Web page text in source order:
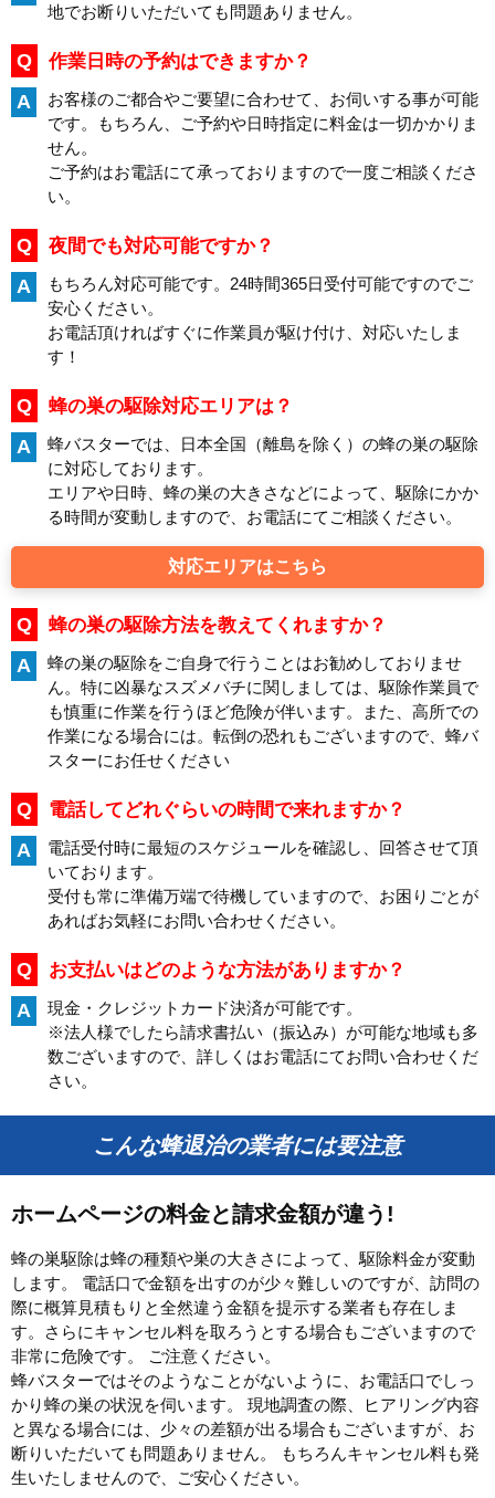
地でお断りいただいても問題ありません。
Q 作業日時の予約はできますか？
A
お客様のご都合やご要望に合わせて、お伺いする事が可能
です。もちろん、ご予約や日時指定に料金は一切かかりま
せん。
ご予約はお電話にて承っておりますので一度ご相談くださ
い。
Q 夜間でも対応可能ですか？
A
もちろん対応可能です。24時間365日受付可能ですのでご
安心ください。
お電話頂ければすぐに作業員が駆け付け、対応いたしま
す！
Q 蜂の巣の駆除対応エリアは？
A
蜂バスターでは、日本全国（離島を除く）の蜂の巣の駆除
に対応しております。
エリアや日時、蜂の巣の大きさなどによって、駆除にかか
る時間が変動しますので、お電話にてご相談ください。
対応エリアはこちら
Q 蜂の巣の駆除方法を教えてくれますか？
A
蜂の巣の駆除をご自身で行うことはお勧めしておりませ
ん。特に凶暴なスズメバチに関しましては、駆除作業員で
も慎重に作業を行うほど危険が伴います。また、高所での
作業になる場合には。転倒の恐れもございますので、蜂バ
スターにお任せください
Q 電話してどれぐらいの時間で来れますか？
A
電話受付時に最短のスケジュールを確認し、回答させて頂
いております。
受付も常に準備万端で待機していますので、お困りごとが
あればお気軽にお問い合わせください。
Q お支払いはどのような方法がありますか？
A
現金・クレジットカード決済が可能です。
※法人様でしたら請求書払い（振込み）が可能な地域も多
数ございますので、詳しくはお電話にてお問い合わせくだ
さい。
こんな蜂退治の業者には要注意
ホームページの料金と請求金額が違う!
蜂の巣駆除は蜂の種類や巣の大きさによって、駆除料金が変動
します。 電話口で金額を出すのが少々難しいのですが、訪問の
際に概算見積もりと全然違う金額を提示する業者も存在しま
す。さらにキャンセル料を取ろうとする場合もございますので
非常に危険です。 ご注意ください。
蜂バスターではそのようなことがないように、お電話口でしっ
かり蜂の巣の状況を伺います。 現地調査の際、ヒアリング内容
と異なる場合には、少々の差額が出る場合もございますが、お
断りいただいても問題ありません。 もちろんキャンセル料も発
生いたしませんので、ご安心ください。